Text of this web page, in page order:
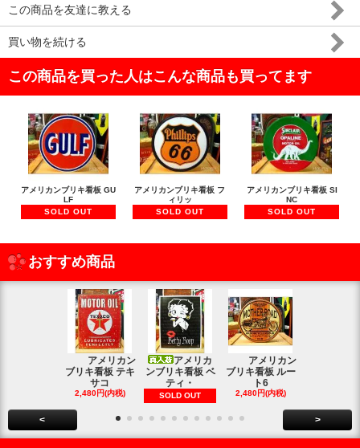
この商品を友達に教える
買い物を続ける
この商品を買った人はこんな商品も買ってます
アメリカンブリキ看板 GU
LF
SOLD OUT
アメリカンブリキ看板 フ
ィリッ
SOLD OUT
アメリカンブリキ看板 SI
NC
SOLD OUT
おすすめ商品
アメリカン
ブリキ看板 テキ
サコ
2,480円(内税)
アメリカ
ンブリキ看板 ベ
ティ・
SOLD OUT
アメリカン
ブリキ看板 ルー
ト6
2,480円(内税)
< >